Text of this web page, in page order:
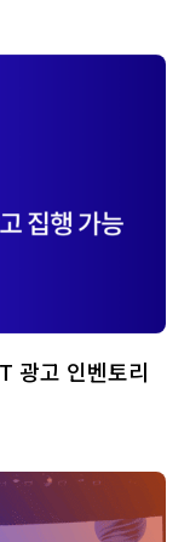
광고 인벤토리